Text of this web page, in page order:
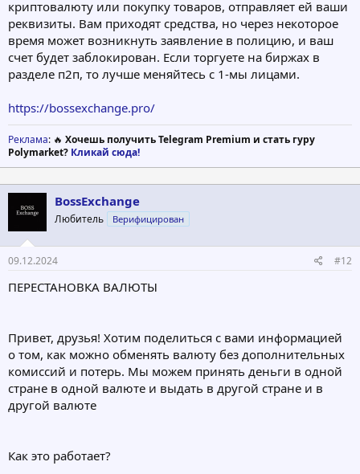
криптовалюту или покупку товаров, отправляет ей ваши
реквизиты. Вам приходят средства, но через некоторое
время может возникнуть заявление в полицию, и ваш
счет будет заблокирован. Если торгуете на биржах в
разделе п2п, то лучше меняйтесь с 1-мы лицами.
https://bossexchange.pro/
Реклама: 🔥 Хочешь получить Telegram Premium и стать гуру
Polymarket? Кликай сюда!
BossExchange
Любитель Верифицирован
09.12.2024 #12
ПЕРЕСТАНОВКА ВАЛЮТЫ
Привет, друзья! Хотим поделиться с вами информацией
о том, как можно обменять валюту без дополнительных
комиссий и потерь. Мы можем принять деньги в одной
стране в одной валюте и выдать в другой стране и в
другой валюте
Как это работает?